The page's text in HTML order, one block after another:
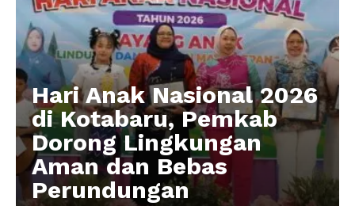
Hari Anak Nasional 2026
di Kotabaru, Pemkab
Dorong Lingkungan
Aman dan Bebas
Perundungan